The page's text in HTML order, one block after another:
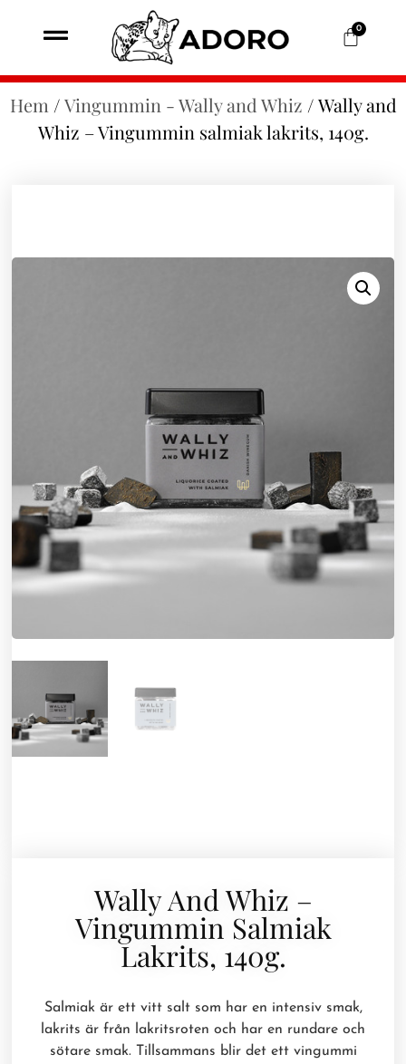
0
Hem /Vingummin - Wally and Whiz / Wally and
Whiz – Vingummin salmiak lakrits, 140g.
Wally And Whiz –
Vingummin Salmiak
Lakrits, 140g.
Salmiak är ett vitt salt som har en intensiv smak,
lakrits är från lakritsroten och har en rundare och
sötare smak. Tillsammans blir det ett vingummi